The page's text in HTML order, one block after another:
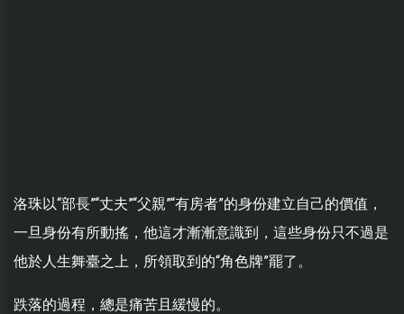
洛珠以“部長”“丈夫”“父親”“有房者”的身份建立自己的價值，
一旦身份有所動搖，他這才漸漸意識到，這些身份只不過是
他於人生舞臺之上，所領取到的“角色牌”罷了。
跌落的過程，總是痛苦且緩慢的。